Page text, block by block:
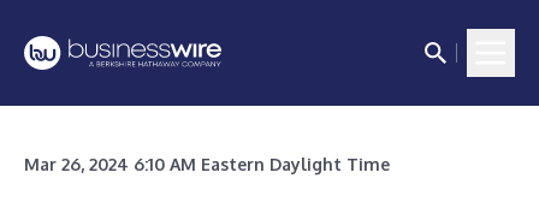
Mar 26, 2024 6:10 AM Eastern Daylight Time